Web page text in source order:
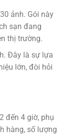
ảnh. Gói này
sạn đang
thị trường.
Đây là sự lựa
lớn, đòi hỏi
đến 4 giờ, phụ
hàng, số lượng